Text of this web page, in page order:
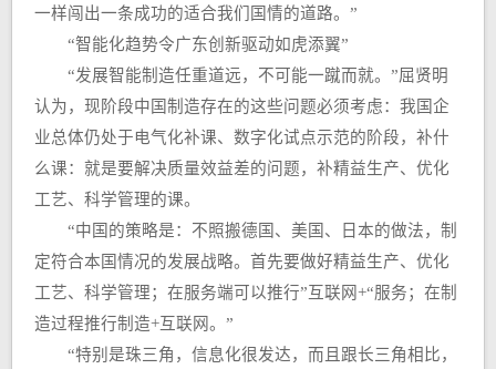
一样闯出一条成功的适合我们国情的道路。”
“智能化趋势令广东创新驱动如虎添翼”
“发展智能制造任重道远，不可能一蹴而就。”屈贤明
认为，现阶段中国制造存在的这些问题必须考虑：我国企
业总体仍处于电气化补课、数字化试点示范的阶段，补什
么课：就是要解决质量效益差的问题，补精益生产、优化
工艺、科学管理的课。
“中国的策略是：不照搬德国、美国、日本的做法，制
定符合本国情况的发展战略。首先要做好精益生产、优化
工艺、科学管理；在服务端可以推行”互联网+“服务；在制
造过程推行制造+互联网。”
“特别是珠三角，信息化很发达，而且跟长三角相比，